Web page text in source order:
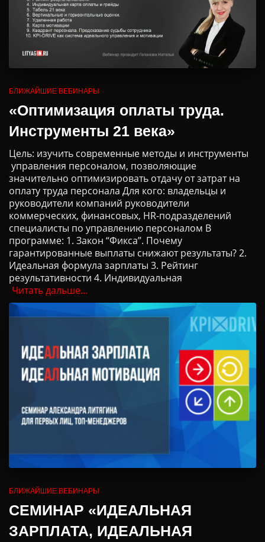
БЛИЖАЙШИЕ ВЕБИНАРЫ
«Оптимизация оплаты труда.
Инструменты 21 века»
Цель: изучить современные методы и инструменты
управления персоналом, позволяющие
значительно оптимизировать отдачу от затрат на
оплату труда персонала Для кого: владельцы и
руководители компаний руководители
коммерческих, финансовых, HR-подразделений
специалисты по управлению персоналом В
программе: 1. Закон “Фикса”. Почему
гарантированные выплаты снижают результаты? 2.
Идеальная формула зарплаты 3. Рейтинг
результативности 4. Индивидуальная
Читать дальше…
БЛИЖАЙШИЕ ВЕБИНАРЫ
СЕМИНАР «ИДЕАЛЬНАЯ
ЗАРПЛАТА, ИДЕАЛЬНАЯ